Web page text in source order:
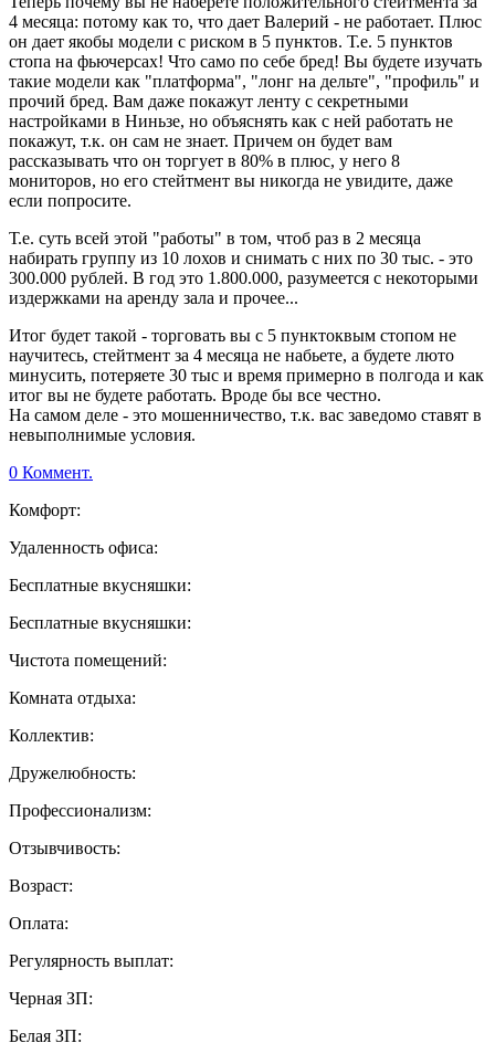
4 месяца: потому как то, что дает Валерий - не работает. Плюс
он дает якобы модели с риском в 5 пунктов. Т.е. 5 пунктов
стопа на фьючерсах! Что само по себе бред! Вы будете изучать
такие модели как "платформа", "лонг на дельте", "профиль" и
прочий бред. Вам даже покажут ленту с секретными
настройками в Ниньзе, но объяснять как с ней работать не
покажут, т.к. он сам не знает. Причем он будет вам
рассказывать что он торгует в 80% в плюс, у него 8
мониторов, но его стейтмент вы никогда не увидите, даже
если попросите.
Т.е. суть всей этой "работы" в том, чтоб раз в 2 месяца
набирать группу из 10 лохов и снимать с них по 30 тыс. - это
300.000 рублей. В год это 1.800.000, разумеется с некоторыми
издержками на аренду зала и прочее...
Итог будет такой - торговать вы с 5 пунктоквым стопом не
научитесь, стейтмент за 4 месяца не набьете, а будете люто
минусить, потеряете 30 тыс и время примерно в полгода и как
итог вы не будете работать. Вроде бы все честно.
На самом деле - это мошенничество, т.к. вас заведомо ставят в
невыполнимые условия.
0 Коммент.
Комфорт:
Удаленность офиса:
Бесплатные вкусняшки:
Бесплатные вкусняшки:
Чистота помещений:
Комната отдыха:
Коллектив:
Дружелюбность:
Профессионализм:
Отзывчивость:
Возраст:
Оплата:
Регулярность выплат:
Черная ЗП:
Белая ЗП: